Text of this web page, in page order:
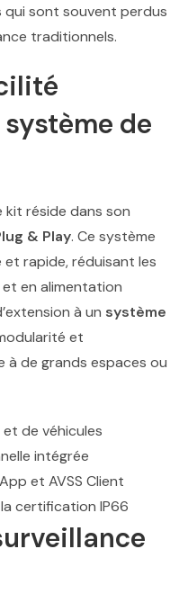
sont souvent perdus
traditionnels.
de
kit réside dans son
& Play. Ce système
rapide, réduisant les
en alimentation
à un système
et
à de grands espaces ou
de véhicules
intégrée
et AVSS Client
certification IP66